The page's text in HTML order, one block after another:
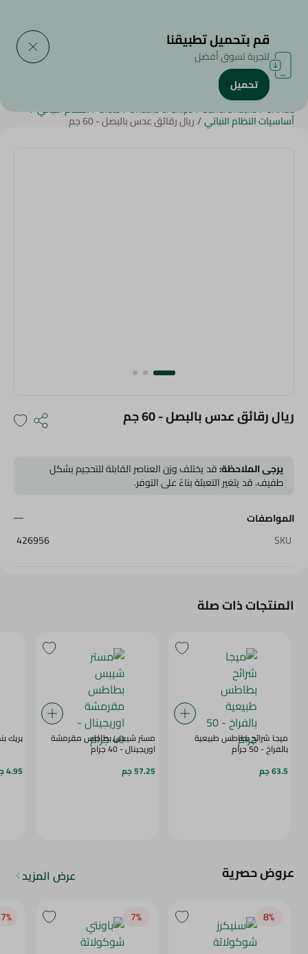
الرئيسية/سناكس وحلويات
SAHEL
/
Sahel Snacks
/
Snacks & Chips
/
Diets
/النظام النباتي/
أساسيات النظام النباتي/ريال رقائق عدس بالبصل - 60 جم
ريال رقائق عدس بالبصل - 60 جم
يرجى الملاحظة:قد يختلف وزن العناصر القابلة للتحجيم بشكل
طفيف. قد يتغير التعبئة بناءً على التوفر.
المواصفات
SKU
426956
المنتجات ذات صلة
ميجا شرائح بطاطس طبيعية
بالفراخ - 50 جرام
63.5 جم
مستر شيبس بطاطس مقرمشة
اوريجينال - 40 جرام
57.25 جم
بريك
4.95 جم
عروض حصرية عرض المزيد
8‎%‎
7‎%‎
قم بتحميل تطبيقنا
لتجربة تسوق أفضل
تحميل